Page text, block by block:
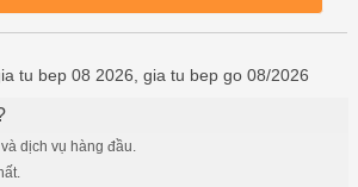
tu bep 08 2026, gia tu bep go 08/2026
dịch vụ hàng đầu.